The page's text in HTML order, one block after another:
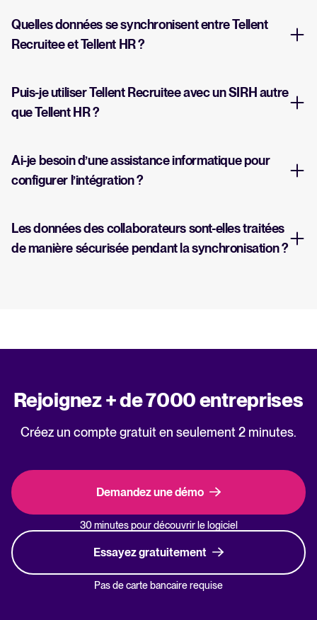
Quelles données se synchronisent entre Tellent
Recruitee et Tellent HR ?
Puis-je utiliser Tellent Recruitee avec un SIRH autre
que Tellent HR ?
Ai-je besoin d’une assistance informatique pour
configurer l’intégration ?
Les données des collaborateurs sont-elles traitées
de manière sécurisée pendant la synchronisation ?
Rejoignez + de 7000 entreprises
Créez un compte gratuit en seulement 2 minutes.
Demandez une démo
30 minutes pour découvrir le logiciel
Essayez gratuitement
Pas de carte bancaire requise